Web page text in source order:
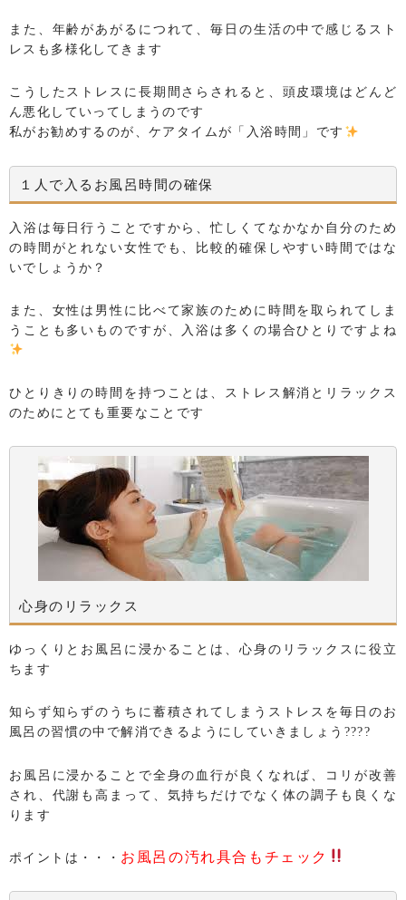
また、年齢があがるにつれて、毎日の生活の中で感じるスト
レスも多様化してきます
こうしたストレスに長期間さらされると、頭皮環境はどんど
ん悪化していってしまうのです
私がお勧めするのが、ケアタイムが「入浴時間」です
１人で入るお風呂時間の確保
入浴は毎日行うことですから、忙しくてなかなか自分のため
の時間がとれない女性でも、比較的確保しやすい時間ではな
いでしょうか？
また、女性は男性に比べて家族のために時間を取られてしま
うことも多いものですが、入浴は多くの場合ひとりですよね
ひとりきりの時間を持つことは、ストレス解消とリラックス
のためにとても重要なことです
心身のリラックス
ゆっくりとお風呂に浸かることは、心身のリラックスに役立
ちます
知らず知らずのうちに蓄積されてしまうストレスを毎日のお
風呂の習慣の中で解消できるようにしていきましょう????
お風呂に浸かることで全身の血行が良くなれば、コリが改善
され、代謝も高まって、気持ちだけでなく体の調子も良くな
ります
ポイントは・・・ お風呂の汚れ具合もチェック